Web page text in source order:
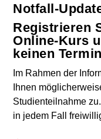
Notfall-
Registrieren
Online-Kurs
keinen
Im Rahmen der
Ihnen
Studienteilnahme
in jedem Fall